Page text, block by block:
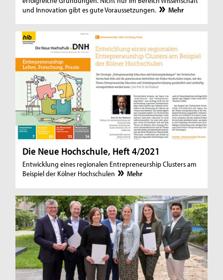
und Innovation gibt es gute Voraussetzungen.
Mehr
Die Neue Hochschule, Heft 4/2021
Entwicklung eines regionalen Entrepreneurship Clusters am
Beispiel der Kölner Hochschulen
Mehr